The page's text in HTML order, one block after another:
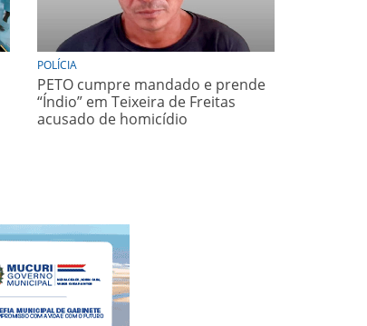
POLÍCIA
PETO cumpre mandado e prende
“Índio” em Teixeira de Freitas
acusado de homicídio